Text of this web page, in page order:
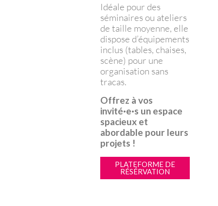
Idéale pour des
séminaires ou ateliers
de taille moyenne, elle
dispose d’équipements
inclus (tables, chaises,
scène) pour une
organisation sans
tracas.
Offrez à vos
invité·e·s un espace
spacieux et
abordable pour leurs
projets !
PLATEFORME DE
RÉSÉRVATION